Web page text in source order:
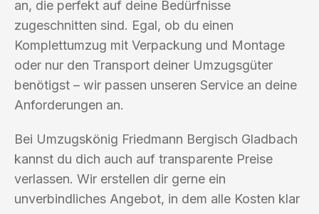
an, die perfekt auf deine Bedürfnisse
zugeschnitten sind. Egal, ob du einen
Komplettumzug mit Verpackung und Montage
oder nur den Transport deiner Umzugsgüter
benötigst – wir passen unseren Service an deine
Anforderungen an.
Bei Umzugskönig Friedmann Bergisch Gladbach
kannst du dich auch auf transparente Preise
verlassen. Wir erstellen dir gerne ein
unverbindliches Angebot, in dem alle Kosten klar